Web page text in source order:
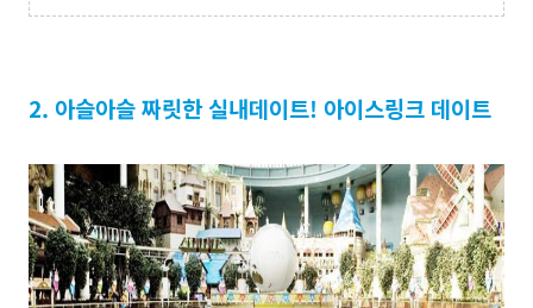
2. 아슬아슬 짜릿한 실내데이트! 아이스링크 데이트